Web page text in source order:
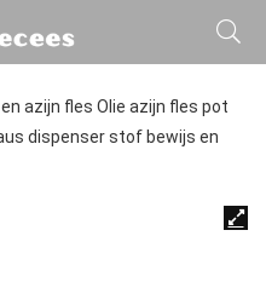
azijn fles Olie azijn fles pot
dispenser stof bewijs en